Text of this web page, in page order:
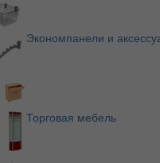
Экономпанели и
Торговая мебель